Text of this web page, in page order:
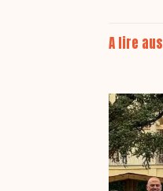
A lire